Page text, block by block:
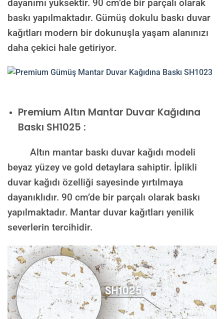
dayanımı yüksektir. 90 cm’de bir parçalı olarak
baskı yapılmaktadır. Gümüş dokulu baskı duvar
kağıtları modern bir dokunuşla yaşam alanınızı
daha çekici hale getiriyor.
PremiumAltın Mantar Duvar Kağıdına
Baskı SH1025 :
Altın mantar baskı duvar kağıdı modeli
beyaz yüzey ve gold detaylara sahiptir. İplikli
duvar kağıdı özelliği sayesinde yırtılmaya
dayanıklıdır. 90 cm’de bir parçalı olarak baskı
yapılmaktadır. Mantar duvar kağıtları yenilik
severlerin tercihidir.